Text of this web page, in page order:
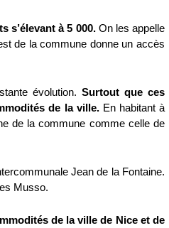
s’élevant à 5 000. On les appelle
de la commune donne un accès
évolution. Surtout que ces
de la ville. En habitant à
de la commune comme celle de
Jean de la Fontaine.
Musso.
de la ville de Nice et de